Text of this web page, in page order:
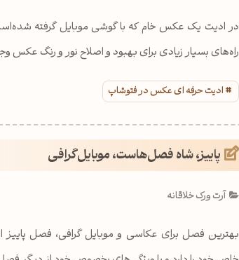
در ادیت یک عکس خام که با گوشی موبایل گرفته
راه‌های بسیار زیادی برای بهبود و اصلاح نور و رنگ عکس
ادیت حرفه ای عکس در فتوشاپ
پاییز، شاه فصل‌هاست، موبایل‌گرافی
آرت ورک خلاقانه
بهترین فصل برای عکاسی و موبایل گرافی، فصل